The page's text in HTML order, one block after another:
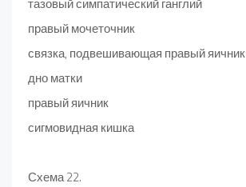
правый мочеточник
связка, подвешивающая правый яичник
дно матки
правый яичник
сигмовидная кишка
Схема 22.